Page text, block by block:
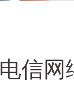
电信网